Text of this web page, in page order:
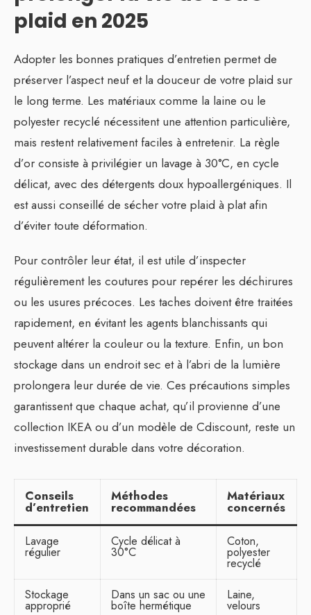
plaid en 2025
Adopter les bonnes pratiques d’entretien permet de
préserver l’aspect neuf et la douceur de votre plaid sur
le long terme. Les matériaux comme la laine ou le
polyester recyclé nécessitent une attention particulière,
mais restent relativement faciles à entretenir. La règle
d’or consiste à privilégier un lavage à 30°C, en cycle
délicat, avec des détergents doux hypoallergéniques. Il
est aussi conseillé de sécher votre plaid à plat afin
d’éviter toute déformation.
Pour contrôler leur état, il est utile d’inspecter
régulièrement les coutures pour repérer les déchirures
ou les usures précoces. Les taches doivent être traitées
rapidement, en évitant les agents blanchissants qui
peuvent altérer la couleur ou la texture. Enfin, un bon
stockage dans un endroit sec et à l’abri de la lumière
prolongera leur durée de vie. Ces précautions simples
garantissent que chaque achat, qu’il provienne d’une
collection IKEA ou d’un modèle de Cdiscount, reste un
investissement durable dans votre décoration.
Conseils
d’entretien
Méthodes
recommandées
Matériaux
concernés
Lavage
régulier
Cycle délicat à
30°C
Coton,
polyester
recyclé
Stockage
approprié
Dans un sac ou une
boîte hermétique
Laine,
velours